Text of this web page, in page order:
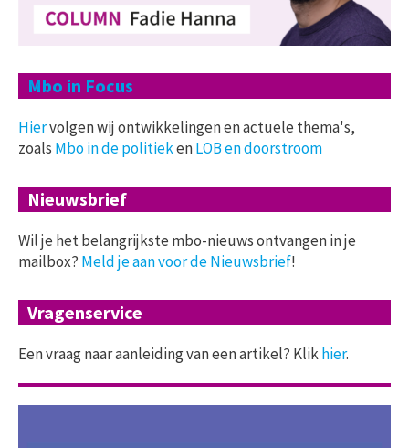
Mbo in Focus
Hiervolgen wij ontwikkelingen en actuele thema's,
zoals Mbo in de politiekenLOB en doorstroom
Nieuwsbrief
Wil je het belangrijkste mbo-nieuws ontvangen in je
mailbox? Meld je aan voor de Nieuwsbrief!
Vragenservice
Een vraag naar aanleiding van een artikel? Klikhier.